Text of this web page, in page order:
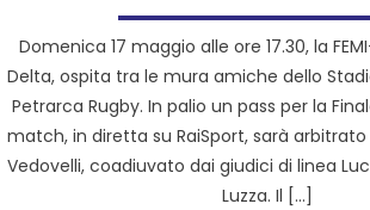
Domenica 17 maggio alle ore 17.30, la
Delta, ospita tra le mura amiche dello
Petrarca Rugby. In palio un pass per la
match, in diretta su RaiSport, sarà
Vedovelli, coadiuvato dai giudici di linea
Luzza. Il […]